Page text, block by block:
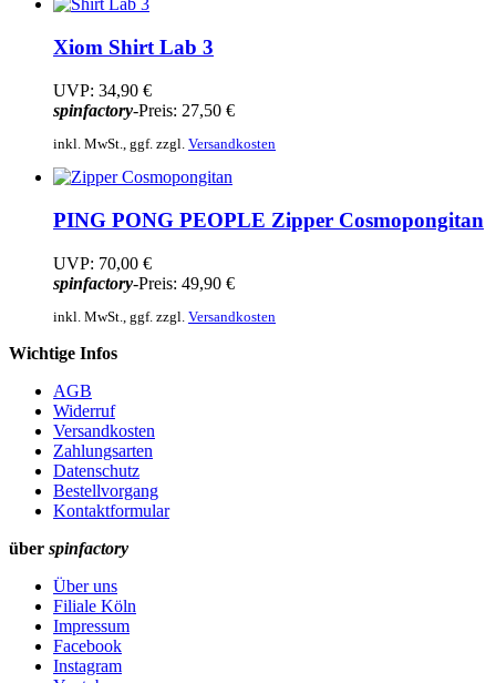
Xiom Shirt Lab 3
UVP: 34,90 €
spinfactory-Preis: 27,50 €
inkl. MwSt., ggf. zzgl. Versandkosten
PING PONG PEOPLE Zipper Cosmopongitan
UVP: 70,00 €
spinfactory-Preis: 49,90 €
inkl. MwSt., ggf. zzgl. Versandkosten
Wichtige Infos
AGB
Widerruf
Versandkosten
Zahlungsarten
Datenschutz
Bestellvorgang
Kontaktformular
über spinfactory
Über uns
Filiale Köln
Impressum
Facebook
Instagram